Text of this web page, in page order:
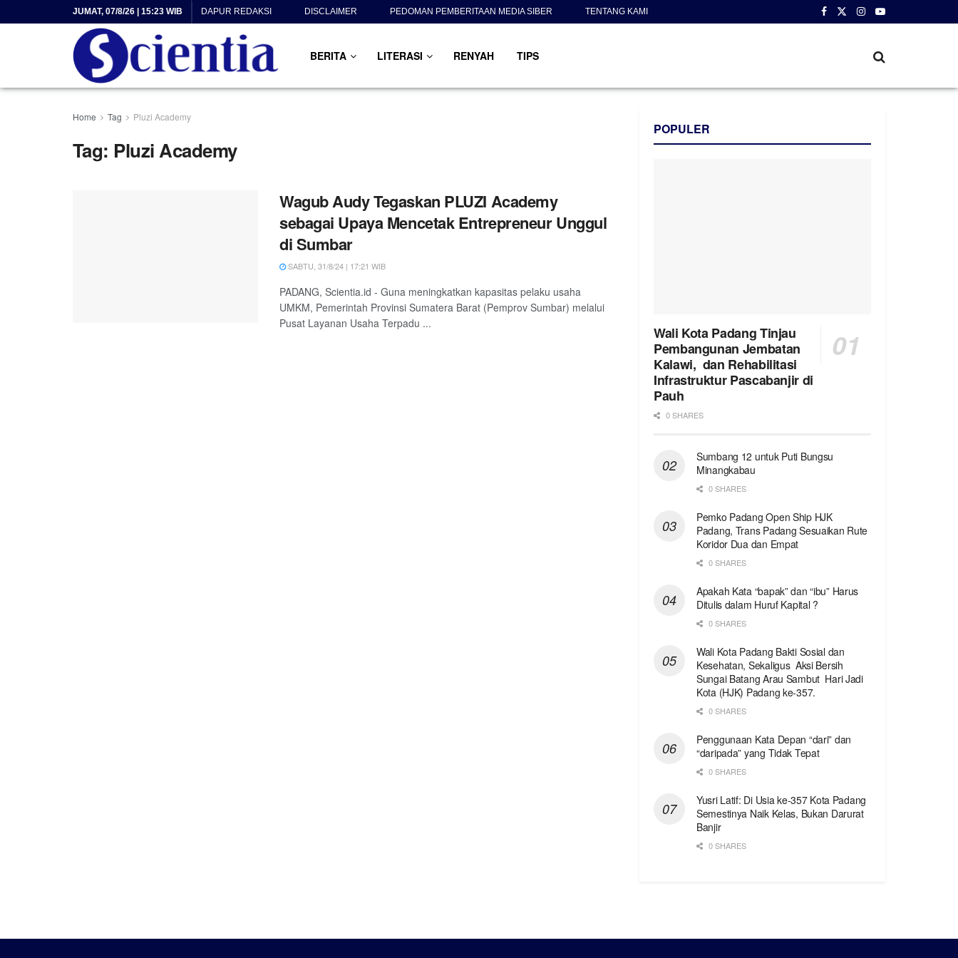
JUMAT, 07/8/26 | 15:23 WIB DAPUR REDAKSI DISCLAIMER PEDOMAN PEMBERITAAN MEDIA SIBER TENTANG KAMI
BERITA LITERASI RENYAH TIPS
Home Tag Pluzi Academy
Tag: Pluzi Academy
Wagub Audy Tegaskan PLUZI Academy
sebagai Upaya Mencetak Entrepreneur Unggul
di Sumbar
SABTU, 31/8/24 | 17:21 WIB
PADANG, Scientia.id - Guna meningkatkan kapasitas pelaku usaha
UMKM, Pemerintah Provinsi Sumatera Barat (Pemprov Sumbar) melalui
Pusat Layanan Usaha Terpadu ...
POPULER
Wali Kota Padang Tinjau
Pembangunan Jembatan
Kalawi, dan Rehabilitasi
Infrastruktur Pascabanjir di
Pauh
0 SHARES
Sumbang 12 untuk Puti Bungsu
Minangkabau
0 SHARES
Pemko Padang Open Ship HJK
Padang, Trans Padang Sesuaikan Rute
Koridor Dua dan Empat
0 SHARES
Apakah Kata “bapak” dan “ibu” Harus
Ditulis dalam Huruf Kapital ?
0 SHARES
Wali Kota Padang Bakti Sosial dan
Kesehatan, Sekaligus Aksi Bersih
Sungai Batang Arau Sambut Hari Jadi
Kota (HJK) Padang ke-357.
0 SHARES
Penggunaan Kata Depan “dari” dan
“daripada” yang Tidak Tepat
0 SHARES
Yusri Latif: Di Usia ke-357 Kota Padang
Semestinya Naik Kelas, Bukan Darurat
Banjir
0 SHARES